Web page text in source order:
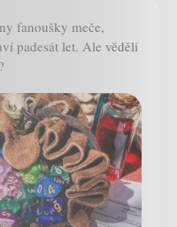
fanoušky meče,
padesát let. Ale věděli